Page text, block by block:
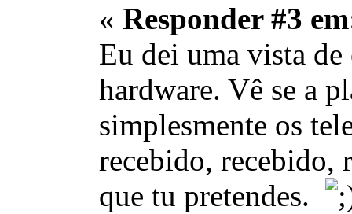
« Responder #3
Eu dei uma vista
hardware. Vê se a
simplesmente os
recebido, recebido,
que tu pretendes.